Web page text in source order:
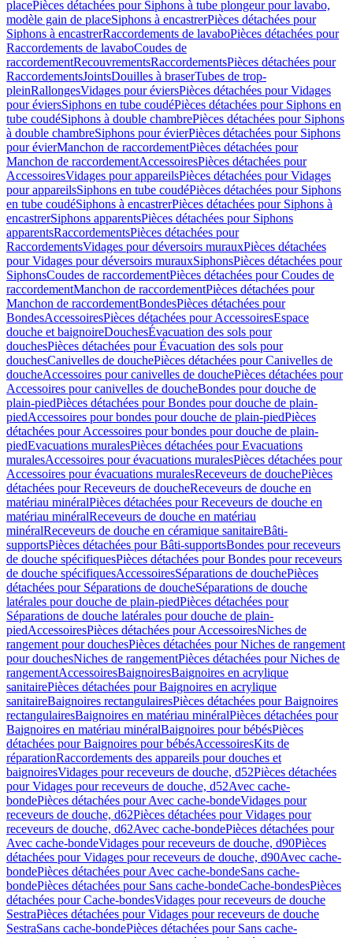
placePièces détachées pour Siphons à tube plongeur pour lavabo,
modèle gain de placeSiphons à encastrerPièces détachées pour
Siphons à encastrerRaccordements de lavaboPièces détachées pour
Raccordements de lavaboCoudes de
raccordementRecouvrementsRaccordementsPièces détachées pour
RaccordementsJointsDouilles à braserTubes de trop-
pleinRallongesVidages pour éviersPièces détachées pour Vidages
pour éviersSiphons en tube coudéPièces détachées pour Siphons en
tube coudéSiphons à double chambrePièces détachées pour Siphons
à double chambreSiphons pour évierPièces détachées pour Siphons
pour évierManchon de raccordementPièces détachées pour
Manchon de raccordementAccessoiresPièces détachées pour
AccessoiresVidages pour appareilsPièces détachées pour Vidages
pour appareilsSiphons en tube coudéPièces détachées pour Siphons
en tube coudéSiphons à encastrerPièces détachées pour Siphons à
encastrerSiphons apparentsPièces détachées pour Siphons
apparentsRaccordementsPièces détachées pour
RaccordementsVidages pour déversoirs murauxPièces détachées
pour Vidages pour déversoirs murauxSiphonsPièces détachées pour
SiphonsCoudes de raccordementPièces détachées pour Coudes de
raccordementManchon de raccordementPièces détachées pour
Manchon de raccordementBondesPièces détachées pour
BondesAccessoiresPièces détachées pour AccessoiresEspace
douche et baignoireDouchesÉvacuation des sols pour
douchesPièces détachées pour Évacuation des sols pour
douchesCanivelles de douchePièces détachées pour Canivelles de
doucheAccessoires pour canivelles de douchePièces détachées pour
Accessoires pour canivelles de doucheBondes pour douche de
plain-piedPièces détachées pour Bondes pour douche de plain-
piedAccessoires pour bondes pour douche de plain-piedPièces
détachées pour Accessoires pour bondes pour douche de plain-
piedEvacuations muralesPièces détachées pour Evacuations
muralesAccessoires pour évacuations muralesPièces détachées pour
Accessoires pour évacuations muralesReceveurs de douchePièces
détachées pour Receveurs de doucheReceveurs de douche en
matériau minéralPièces détachées pour Receveurs de douche en
matériau minéralReceveurs de douche en matériau
minéralReceveurs de douche en céramique sanitaireBâti-
supportsPièces détachées pour Bâti-supportsBondes pour receveurs
de douche spécifiquesPièces détachées pour Bondes pour receveurs
de douche spécifiquesAccessoiresSéparations de douchePièces
détachées pour Séparations de doucheSéparations de douche
latérales pour douche de plain-piedPièces détachées pour
Séparations de douche latérales pour douche de plain-
piedAccessoiresPièces détachées pour AccessoiresNiches de
rangement pour douchesPièces détachées pour Niches de rangement
pour douchesNiches de rangementPièces détachées pour Niches de
rangementAccessoiresBaignoiresBaignoires en acrylique
sanitairePièces détachées pour Baignoires en acrylique
sanitaireBaignoires rectangulairesPièces détachées pour Baignoires
rectangulairesBaignoires en matériau minéralPièces détachées pour
Baignoires en matériau minéralBaignoires pour bébésPièces
détachées pour Baignoires pour bébésAccessoiresKits de
réparationRaccordements des appareils pour douches et
baignoiresVidages pour receveurs de douche, d52Pièces détachées
pour Vidages pour receveurs de douche, d52Avec cache-
bondePièces détachées pour Avec cache-bondeVidages pour
receveurs de douche, d62Pièces détachées pour Vidages pour
receveurs de douche, d62Avec cache-bondePièces détachées pour
Avec cache-bondeVidages pour receveurs de douche, d90Pièces
détachées pour Vidages pour receveurs de douche, d90Avec cache-
bondePièces détachées pour Avec cache-bondeSans cache-
bondePièces détachées pour Sans cache-bondeCache-bondesPièces
détachées pour Cache-bondesVidages pour receveurs de douche
SestraPièces détachées pour Vidages pour receveurs de douche
SestraSans cache-bondePièces détachées pour Sans cache-